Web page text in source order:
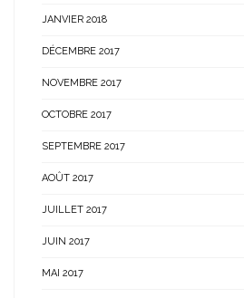
JANVIER 2018
DÉCEMBRE 2017
NOVEMBRE 2017
OCTOBRE 2017
SEPTEMBRE 2017
AOÛT 2017
JUILLET 2017
JUIN 2017
MAI 2017